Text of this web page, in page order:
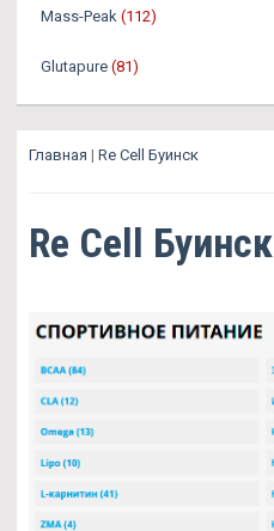
Mass-Peak (112)
Glutapure (81)
Главная | Re Cell Буинск
Re Cell Буинск